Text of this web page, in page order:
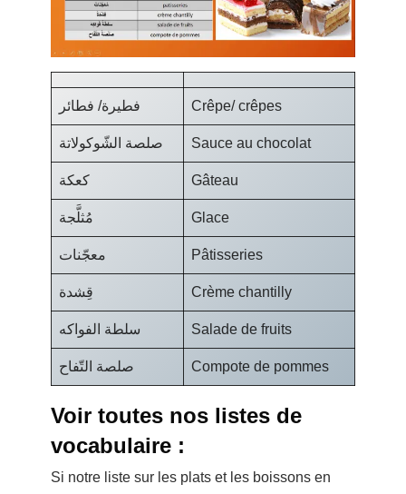
فطيرة/ فطائر Crêpe/ crêpes
صلصة الشّوكولاتة Sauce au chocolat
كعكة Gâteau
مُثلَّجة Glace
معجّنات Pâtisseries
قِشدة Crème chantilly
سلطة الفواكه Salade de fruits
صلصة التّفاح Compote de pommes
Voir toutes nos listes de
vocabulaire :
Si notre liste sur les plats et les boissons en